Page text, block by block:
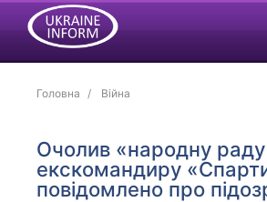
Головна Війна
Очолив «народну
екскомандиру
повідомлено про